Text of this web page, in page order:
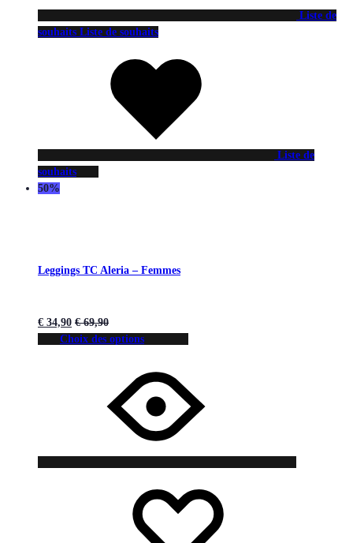
Liste de
souhaits Liste de souhaits
Liste de
souhaits
50%
Leggings TC Aleria – Femmes
€ 34,90 €69,90
Choix des options